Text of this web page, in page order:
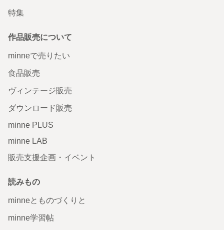
特集
作品販売について
minneで売りたい
食品販売
ヴィンテージ販売
ダウンロード販売
minne PLUS
minne LAB
販売支援企画・イベント
読みもの
minneとものづくりと
minne学習帖